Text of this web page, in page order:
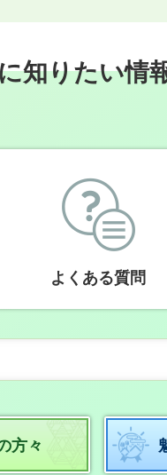
知りたい情
よくある質問
方々